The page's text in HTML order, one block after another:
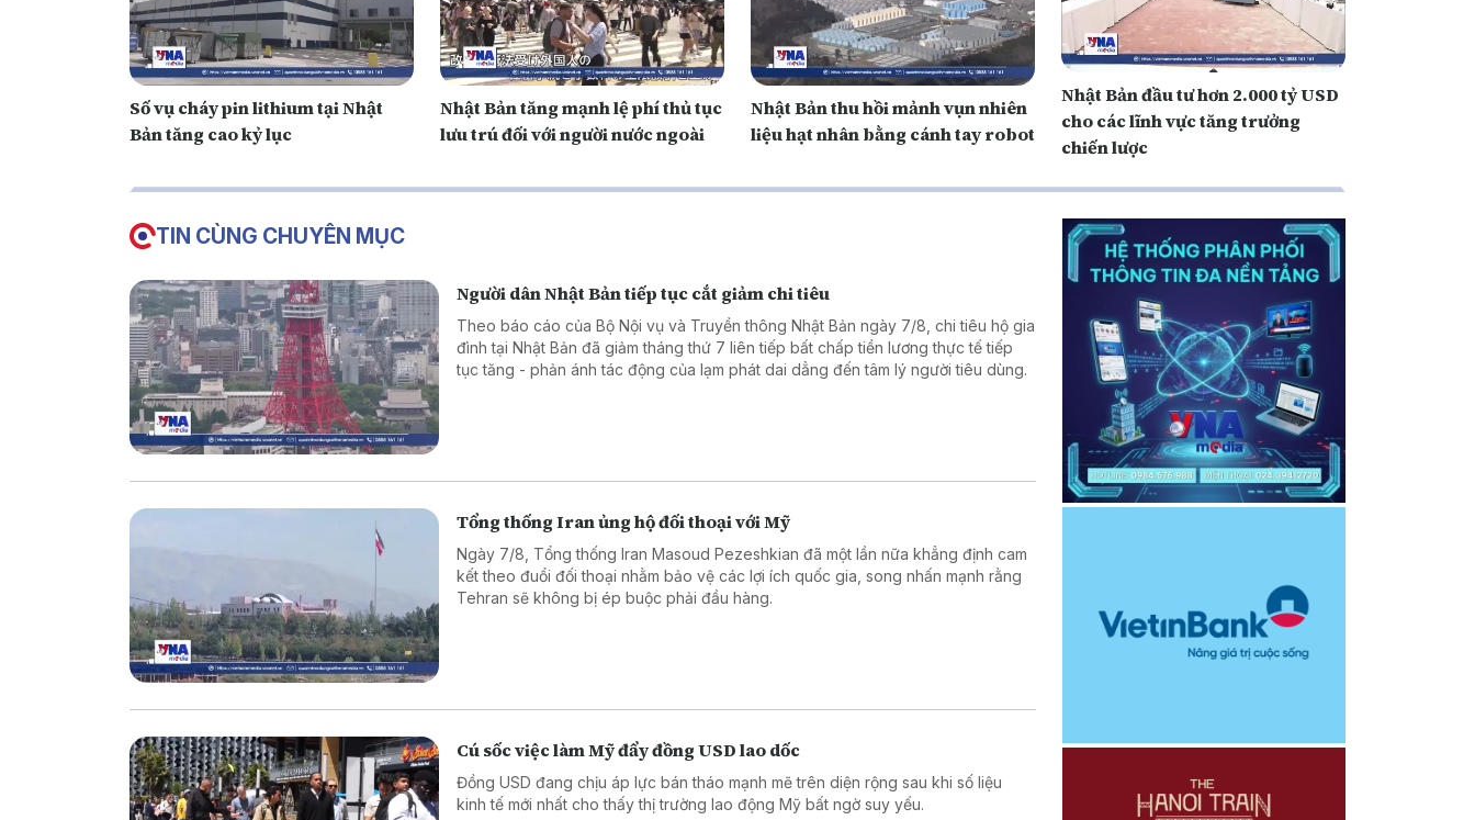
Số vụ cháy pin lithium tại Nhật
Bản tăng cao kỷ lục
Nhật Bản tăng mạnh lệ phí thủ tục
lưu trú đối với người nước ngoài
Nhật Bản thu hồi mảnh vụn nhiên
liệu hạt nhân bằng cánh tay robot
Nhật Bản đầu tư hơn 2.000 tỷ USD
cho các lĩnh vực tăng trưởng
chiến lược
TIN CÙNG CHUYÊN MỤC
Người dân Nhật Bản tiếp tục cắt giảm chi tiêu
Theo báo cáo của Bộ Nội vụ và Truyền thông Nhật Bản ngày 7/8, chi tiêu hộ gia
đình tại Nhật Bản đã giảm tháng thứ 7 liên tiếp bất chấp tiền lương thực tế tiếp
tục tăng - phản ánh tác động của lạm phát dai dẳng đến tâm lý người tiêu dùng.
Tổng thống Iran ủng hộ đối thoại với Mỹ
Ngày 7/8, Tổng thống Iran Masoud Pezeshkian đã một lần nữa khẳng định cam
kết theo đuổi đối thoại nhằm bảo vệ các lợi ích quốc gia, song nhấn mạnh rằng
Tehran sẽ không bị ép buộc phải đầu hàng.
Cú sốc việc làm Mỹ đẩy đồng USD lao dốc
Đồng USD đang chịu áp lực bán tháo mạnh mẽ trên diện rộng sau khi số liệu
kinh tế mới nhất cho thấy thị trường lao động Mỹ bất ngờ suy yếu.